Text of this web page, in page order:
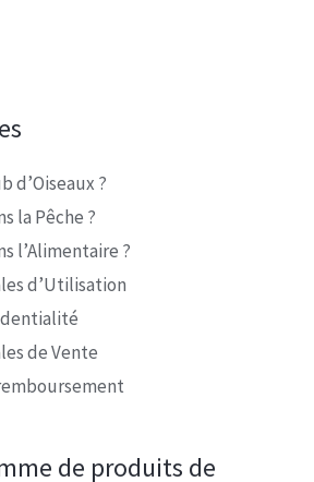
d’Oiseaux ?
la Pêche ?
l’Alimentaire ?
d’Utilisation
de Vente
de produits de